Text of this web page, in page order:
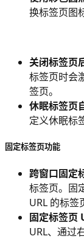
换标签页图
关闭标签页
标签页时会
签页。
休眠标签页
定义休眠标
固定标签页功能
跨窗口固定
标签页。固
URL 的标签
固定标签页
URL、通过